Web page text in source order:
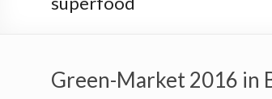
Green-Market 2016 in